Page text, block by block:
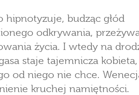
hipnotyzuje, budząc głód
odkrywania,
życia. I wtedy na
staje tajemnicza
od niego nie chce.
kruchej namiętności.